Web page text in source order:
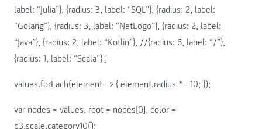
label: “Julia”}, {radius: 3, label: “SQL”}, {radius: 2, label:
“Golang”}, {radius: 3, label: “NetLogo”}, {radius: 2, label:
“Java”}, {radius: 2, label: “Kotlin”}, //{radius: 6, label: “/”},
{radius: 1, label: “Scala”} ]
values.forEach(element => { element.radius *= 10; });
var nodes = values, root = nodes[0], color =
d3.scale.category10();